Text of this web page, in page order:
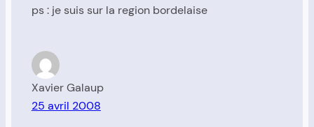
ps : je suis sur la region bordelaise
Xavier Galaup
25 avril 2008